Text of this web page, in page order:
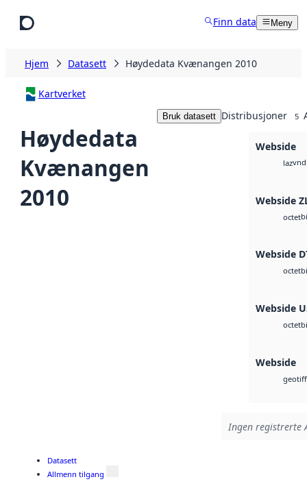
Finn data Meny
Hjem Datasett Høydedata Kvænangen 2010
Kartverket
Høydedata
Kvænangen
2010
Bruk datasett Distribusjoner 5
Webside
laz
Webside
octet
Webside
octet
Webside
octet
Webside
geotiff
Ingen registrerte
Datasett
Allmenn tilgang